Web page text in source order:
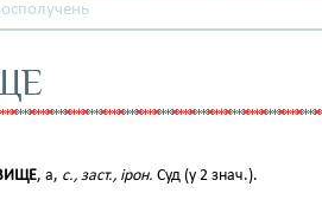
, а, с., заст., ірон. Суд (у 2 знач.).